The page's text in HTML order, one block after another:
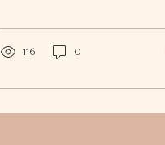
kunnen creëren. We...
116 0